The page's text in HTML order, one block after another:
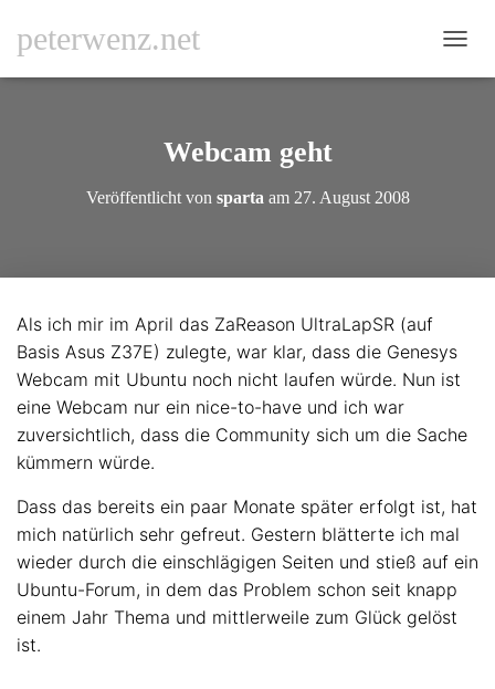
peterwenz.net
A
H
A
E
Webcam geht
Veröffentlicht von sparta am 27. August 2008
Als ich mir im April das ZaReason UltraLapSR (auf
Basis Asus Z37E) zulegte, war klar, dass die Genesys
Webcam mit Ubuntu noch nicht laufen würde. Nun ist
eine Webcam nur ein nice-to-have und ich war
zuversichtlich, dass die Community sich um die Sache
kümmern würde.
Dass das bereits ein paar Monate später erfolgt ist, hat
mich natürlich sehr gefreut. Gestern blätterte ich mal
wieder durch die einschlägigen Seiten und stieß auf ein
Ubuntu-Forum, in dem das Problem schon seit knapp
einem Jahr Thema und mittlerweile zum Glück gelöst
ist.